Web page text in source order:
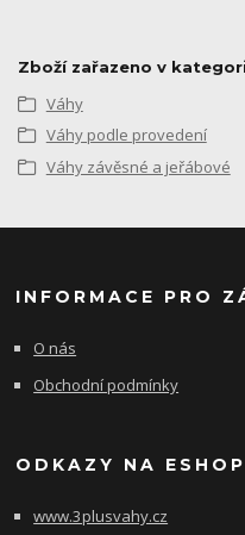
Zboží zařazeno v
Váhy
Váhy podle provedení
Váhy závěsné a jeřábové
INFORMACE PRO
O nás
Obchodní podmínky
ODKAZY NA
www.3plusvahy.cz